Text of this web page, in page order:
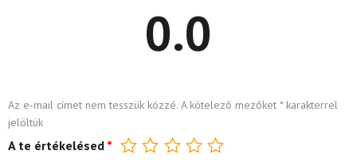
0.0
Az e-mail címet nem tesszük közzé. A kötelező mezőket *karakterrel
jelöltük
A te értékelésed *